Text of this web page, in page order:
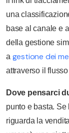
una
base al canale e
della gestione
a gestione dei
attraverso il
Dove pensarci
punto e basta.
riguarda la